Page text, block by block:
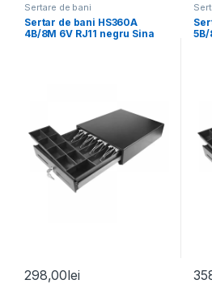
Sertare de bani
Sertar de bani HS360A
4B/8M 6V RJ11 negru Sina
298,00lei
5B/